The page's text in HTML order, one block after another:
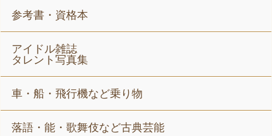
参考書・資格本
アイドル雑誌
タレント写真集
車・船・飛行機など乗り物
落語・能・歌舞伎など古典芸能